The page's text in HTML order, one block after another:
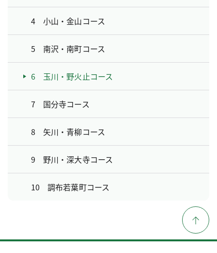
4 小山・金山コース
5 南沢・南町コース
6 玉川・野火止コース
7 国分寺コース
8 矢川・青柳コース
9 野川・深大寺コース
10 調布若葉町コース